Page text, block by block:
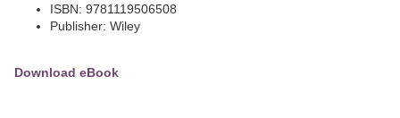
ISBN: 9781119506508
Publisher: Wiley
Download eBook